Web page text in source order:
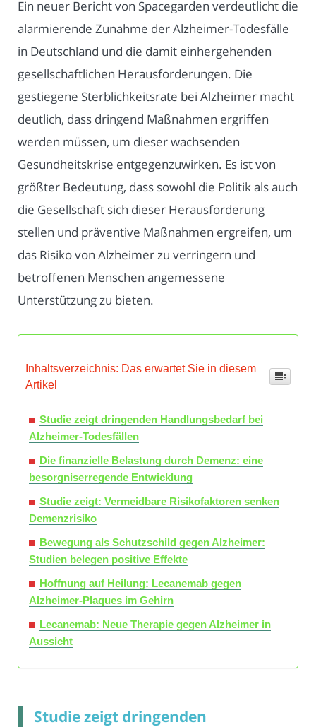
Ein neuer Bericht von Spacegarden verdeutlicht die
alarmierende Zunahme der Alzheimer-Todesfälle
in Deutschland und die damit einhergehenden
gesellschaftlichen Herausforderungen. Die
gestiegene Sterblichkeitsrate bei Alzheimer macht
deutlich, dass dringend Maßnahmen ergriffen
werden müssen, um dieser wachsenden
Gesundheitskrise entgegenzuwirken. Es ist von
größter Bedeutung, dass sowohl die Politik als auch
die Gesellschaft sich dieser Herausforderung
stellen und präventive Maßnahmen ergreifen, um
das Risiko von Alzheimer zu verringern und
betroffenen Menschen angemessene
Unterstützung zu bieten.
Inhaltsverzeichnis: Das erwartet Sie in diesem
Artikel
Studie zeigt dringenden Handlungsbedarf bei
Alzheimer-Todesfällen
Die finanzielle Belastung durch Demenz: eine
besorgniserregende Entwicklung
Studie zeigt: Vermeidbare Risikofaktoren senken
Demenzrisiko
Bewegung als Schutzschild gegen Alzheimer:
Studien belegen positive Effekte
Hoffnung auf Heilung: Lecanemab gegen
Alzheimer-Plaques im Gehirn
Lecanemab: Neue Therapie gegen Alzheimer in
Aussicht
Studie zeigt dringenden